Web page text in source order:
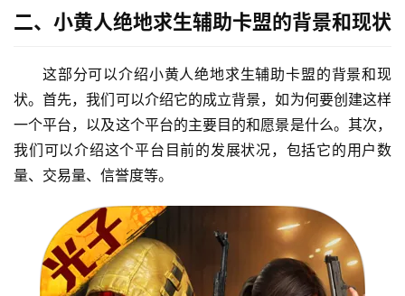
二、小黄人绝地求生辅助卡盟的背景和现状
这部分可以介绍小黄人绝地求生辅助卡盟的背景和现
状。首先，我们可以介绍它的成立背景，如为何要创建这样
一个平台，以及这个平台的主要目的和愿景是什么。其次，
我们可以介绍这个平台目前的发展状况，包括它的用户数
量、交易量、信誉度等。